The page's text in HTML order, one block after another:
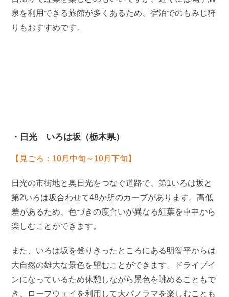
泉を利用できる旅館が多くあるため、宿泊でのもみじ狩
りもおすすめです。
・日光 いろは坂（栃木県）
【見ごろ：10月中旬～10月下旬】
日光の市街地と奥日光をつなぐ道路で、第1いろは坂と
第2いろは坂合わせて48か所のカーブがあります。高低
差があるため、色づきの度合いが異なる紅葉を車中から
楽しむことができます。
また、いろは坂を登りきったところにある明智平からは
大自然の雄大な景色を望むことができます。ドライブイ
ンになっているため休憩しながら景色を眺めることもで
き、ロープウェイを利用して大パノラマを楽しむことも